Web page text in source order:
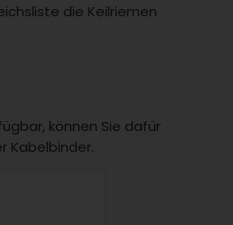
die Keilriemen
können Sie dafür
Kabelbinder.